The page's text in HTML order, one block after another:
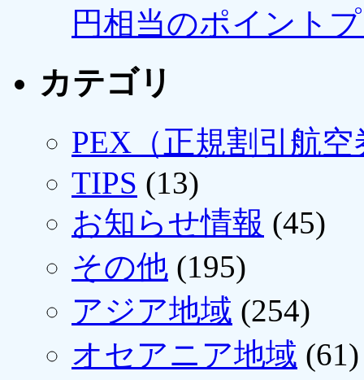
円相当のポイント
カテゴリ
PEX（正規割引航空
TIPS (13)
お知らせ情報 (45)
その他 (195)
アジア地域 (254)
オセアニア地域 (61)